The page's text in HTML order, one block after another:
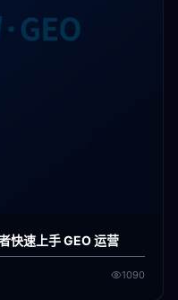
快速上手 GEO 运营
1090